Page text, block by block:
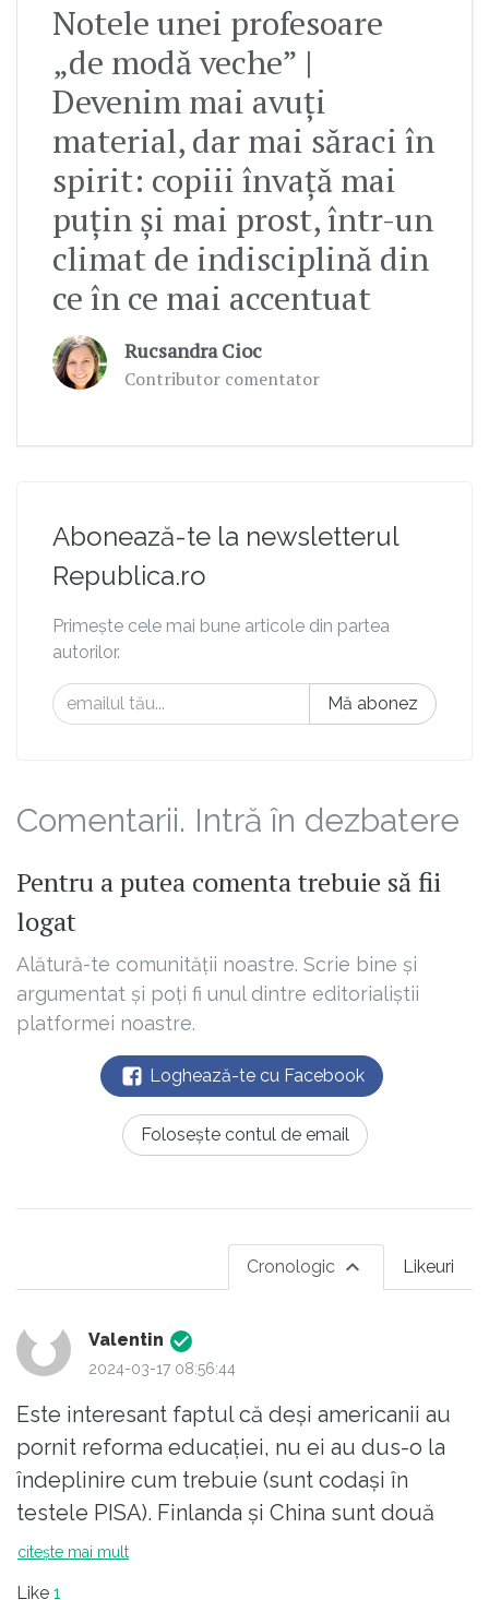
Notele unei profesoare
„de modă veche” |
Devenim mai avuți
material, dar mai săraci în
spirit: copiii învață mai
puțin și mai prost, într-un
climat de indisciplină din
ce în ce mai accentuat
Rucsandra Cioc
Contributor comentator
Abonează-te la newsletterul
Republica.ro
Primește cele mai bune articole din partea
autorilor.
Mă abonez
Comentarii. Intră în dezbatere
Pentru a putea comenta trebuie să fii
logat
Alătură-te comunității noastre. Scrie bine și
argumentat și poți fi unul dintre editorialiștii
platformei noastre.
Loghează-te cu Facebook
Folosește contul de email
Likeuri
Cronologic
Valentin
2024-03-17 08:56:44
Este interesant faptul că deși americanii au
pornit reforma educației, nu ei au dus-o la
îndeplinire cum trebuie (sunt codași în
testele PISA). Finlanda și China sunt două
dintre țările care au adoptat principiile pe
citește mai mult
Like 1